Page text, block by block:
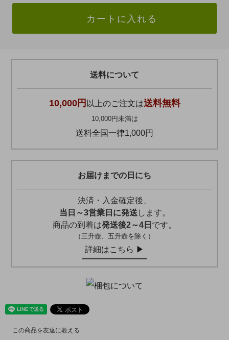
カートに入れる
送料について
10,000円 以上のご注文は送料無料
10,000円未満は
送料全国一律1,000円
お届けまでの日にち
決済・入金確定後、
当日～3営業日に発送 します。
商品の到着は発送後2～4日 です。
（三升壺、五升壺を除く）
詳細はこちら ▶︎
この商品を友達に教える